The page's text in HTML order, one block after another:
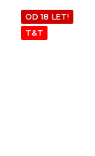
OD 18 LET!
T&T